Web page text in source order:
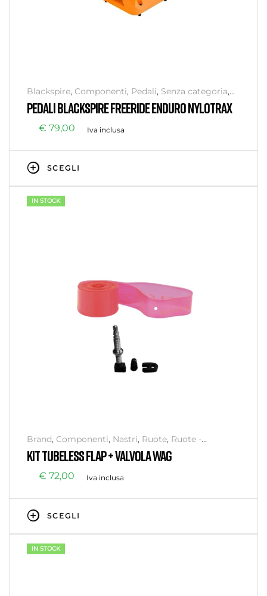
Blackspire, Componenti, Pedali, Senza categoria,
Trasmissione
PEDALI BLACKSPIRE FREERIDE ENDURO NYLOTRAX
€ 79,00 Iva inclusa
SCEGLI
IN STOCK
Brand, Componenti, Nastri, Ruote, Ruote -
Accessori ,SIGILLANTE e antiforatura
KIT TUBELESS FLAP + VALVOLA WAG
€ 72,00 Iva inclusa
SCEGLI
IN STOCK